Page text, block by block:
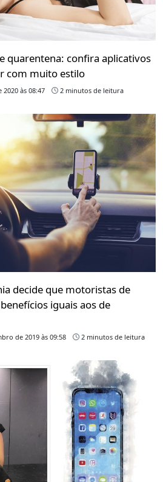
quarentena: confira aplicativos
com muito estilo
às 08:47 2 minutos de leitura
decide que motoristas de
iguais aos de
de 2019 às 09:58 2 minutos de leitura